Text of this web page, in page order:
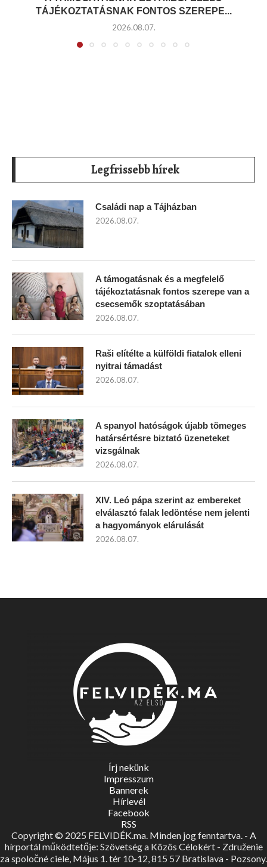
TÁJÉKOZTATÁSNAK FONTOS SZEREPE...
2026.08.07.
Legfrissebb hírek
Családi nap a Tájházban
2026.08.07.
A támogatásnak és a megfelelő
tájékoztatásnak fontos szerepe van a
csecsemők szoptatásában
2026.08.07.
Raši elítélte a külföldi fiatalok elleni
nyitrai támadást
2026.08.07.
A spanyol hatóságok újabb tömeges
határsértésre biztató üzeneteket
vizsgálnak
2026.08.07.
XIV. Leó pápa szerint az embereket
elválasztó falak ledöntése nem jelenti
a hagyományok elárulását
2026.08.07.
Írj nekünk
Impresszum
Bannerek
Hírlevél
Facebook
RSS
Copyright © 2025 FELVIDÉK.ma. Minden jog fenntartva. - A
hírportál működtetője: Szövetség a Közös Célokért - Združenie
za spoločné ciele, Május 1. tér 10-12, 815 57 Bratislava - Pozsony.